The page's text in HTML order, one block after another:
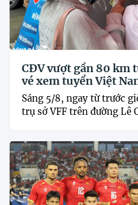
CĐV vượt gần 80 km
vé xem tuyển Việt
Sáng 5/8, ngay từ trước
trụ sở VFF trên đường Lê